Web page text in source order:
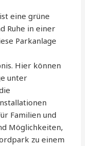
eine grüne
Ruhe in einer
Parkanlage
Hier können
unter
Familien und
Möglichkeiten,
zu einem